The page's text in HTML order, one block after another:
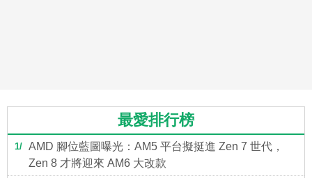
最愛排行榜
1
AMD 腳位藍圖曝光：AM5 平台擬挺進 Zen 7 世代，
Zen 8 才將迎來 AM6 大改款